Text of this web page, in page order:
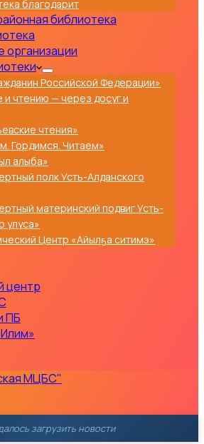
благодарит
библиотека
Российской Федерации»
и чтению — через досуг и
чтения»
Гордимся. Читаем»
алыба»
полк Усть-Алданского
материнский подвиг Усть-
улуса»
Центр «Айылҕа ситимэ»
центр
ПБ
загрузить новости